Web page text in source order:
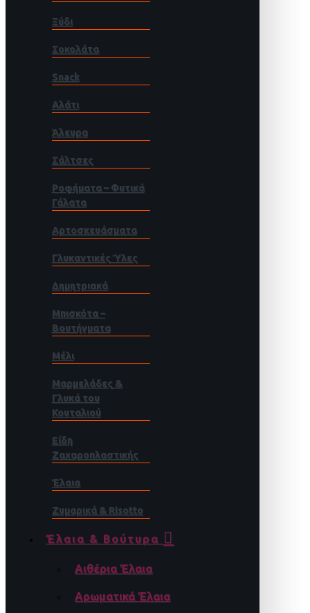
Ξύδι
Σοκολάτα
Snack
Αλάτι
Άλευρα
Σάλτσες
Ροφήματα – Φυτικά
Γάλατα
Αρτοσκευάσματα
Γλυκαντικές Ύλες
Δημητριακά
Μπισκότα –
Βουτήγματα
Μέλι
Μαρμελάδες &
Γλυκά του
Κουταλιού
Είδη
Ζαχαροπλαστικής
Έλαια
Ζυμαρικά & Risotto
Έλαια & Βούτυρα
Αιθέρια Έλαια
Αρωματικά Έλαια